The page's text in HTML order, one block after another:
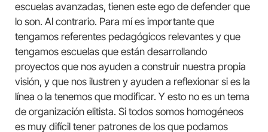
escuelas avanzadas, tienen este ego de defender que
lo son. Al contrario. Para mí es importante que
tengamos referentes pedagógicos relevantes y que
tengamos escuelas que están desarrollando
proyectos que nos ayuden a construir nuestra propia
visión, y que nos ilustren y ayuden a reflexionar si es la
línea o la tenemos que modificar. Y esto no es un tema
de organización elitista. Si todos somos homogéneos
es muy difícil tener patrones de los que podamos